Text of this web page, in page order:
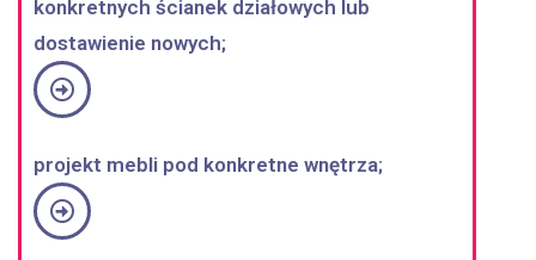
konkretnych ścianek działowych lub
dostawienie nowych;
projekt mebli pod konkretne wnętrza;